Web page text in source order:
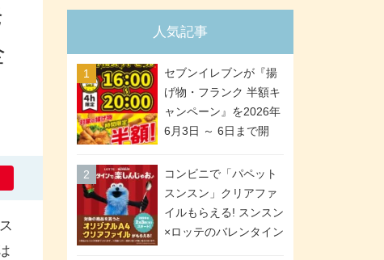
人気記事
セブンイレブンが『揚
げ物・フランク 半額キ
ャンペーン』を2026年
6月3日 ～ 6日まで開
などが「揚げ物スーパ
ーセール」でお得に! 各
日16:00 ～ 20:00の4時
間限定で実施。ななチ
コンビニで「パペット
スンスン」クリアファ
イルもらえる! スンスン
×ロッテのバレンタイン